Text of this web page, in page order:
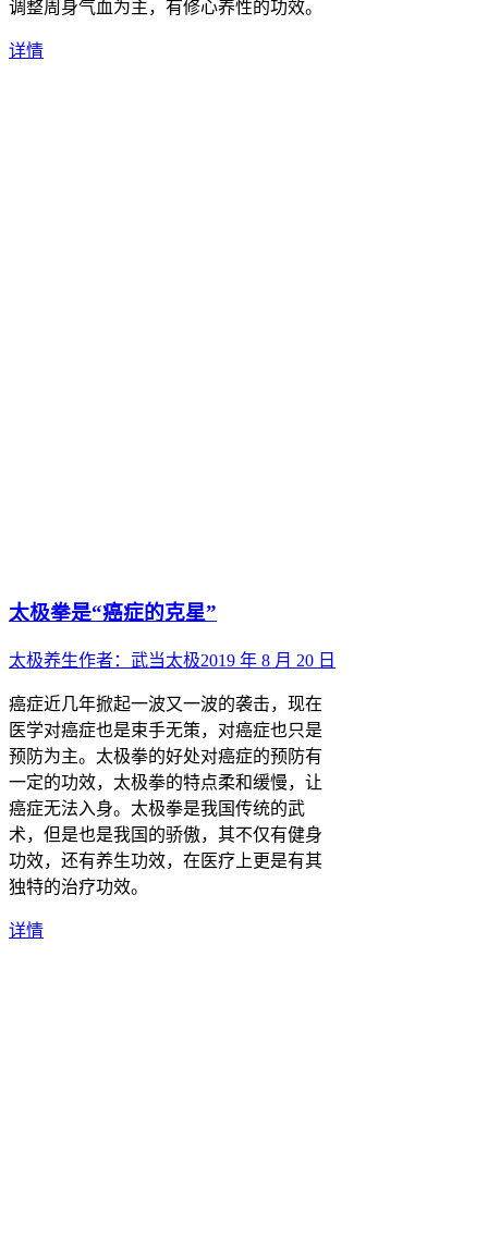
调整周身气血为主，有修心养性的功效。
详情
太极拳是“癌症的克星”
太极养生作者： 武当太极2019 年 8 月 20 日
癌症近几年掀起一波又一波的袭击，现在
医学对癌症也是束手无策，对癌症也只是
预防为主。太极拳的好处对癌症的预防有
一定的功效，太极拳的特点柔和缓慢，让
癌症无法入身。太极拳是我国传统的武
术，但是也是我国的骄傲，其不仅有健身
功效，还有养生功效，在医疗上更是有其
独特的治疗功效。
详情